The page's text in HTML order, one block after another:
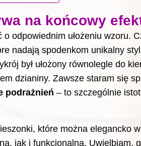
na końcowy
odpowiednim ułożeniu wzoru.
nadają spodenkom unikalny
był ułożony równolegle do
dzianiny. Zawsze staram się
podrażnień – to szczególnie
które można elegancko
jak i funkcjonalną. Uwielbiam,